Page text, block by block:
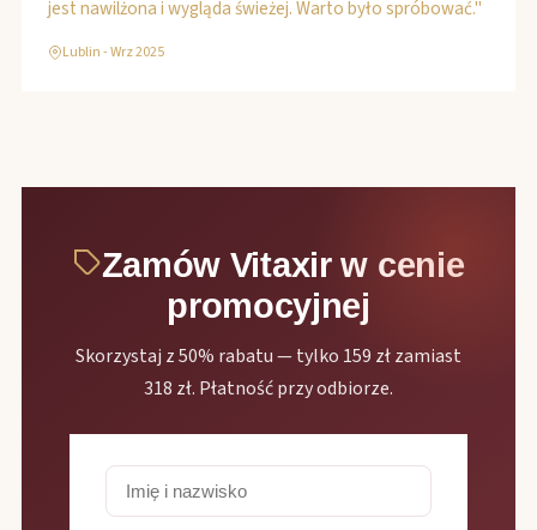
jest nawilżona i wygląda świeżej. Warto było spróbować."
Lublin - Wrz 2025
Zamów Vitaxir w cenie
promocyjnej
Skorzystaj z 50% rabatu — tylko 159 zł zamiast
318 zł. Płatność przy odbiorze.